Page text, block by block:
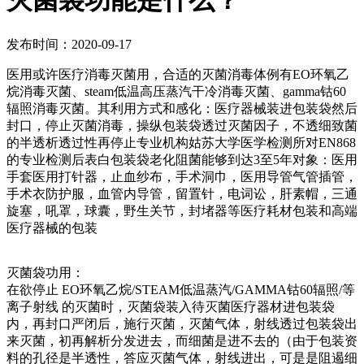
发布时间：2020-09-17
医用或许医疗消毒灭菌用，合适的灭菌消毒体例有EO环氧乙
烷消毒灭菌、steam低温高压蒸汽干冷消毒灭菌、gamma钴60
辐照消毒灭菌。其利用方式和感化：医疗器械装进包装袋然后
封口，停止灭菌消毒，操纵包装袋透过灭菌因子，不透细致菌
的半透析透过性再停止专业机构姑苏大学医学检测所对EN868
的专业检测后表白包装袋老化阻菌能够到达3至5年对象：医用
手套医用打针器，止血纱布，手术洞巾，医用导管气管插管，
手术衣防护服，血管内导管，留置针，电词讼，肝素帽，三通
旋塞，吼罩，球囊，野生关节，封堵器等医疗耗材包装和高端
医疗器械的包装
灭菌袋功用：
在欲停止 EO环氧乙烷/STEAM低温蒸汽/GAMMA钴60辐照/等
离子射线 的灭菌时，灭菌袋装入待灭菌医疗器材进包装袋
内，再封口严闭后，施行灭菌，灭菌气体，射线透过包装袋出
来灭菌，初再解析分发进去，而细菌是进不去的（由于包装资
料的孔径是半透性，答应灭菌气体，射线进出，可是是阻遏细